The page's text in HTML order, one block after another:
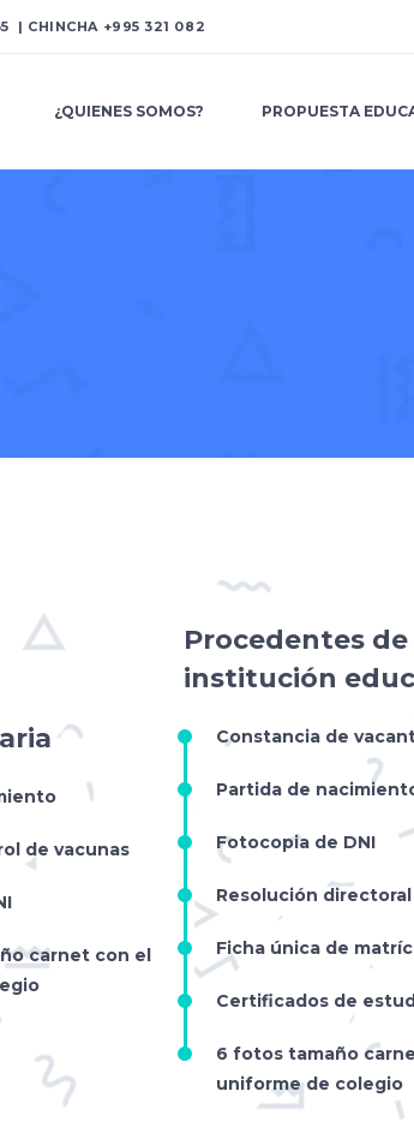
| CHINCHA +995 321 082
¿QUIENES SOMOS? PROPUESTA
de vacunas
carnet con el
Procedentes
institución
Constancia de
Partida de
Fotocopia de DNI
Resolución directoral
Ficha única de
Certificados de
6 fotos tamaño
uniforme de colegio